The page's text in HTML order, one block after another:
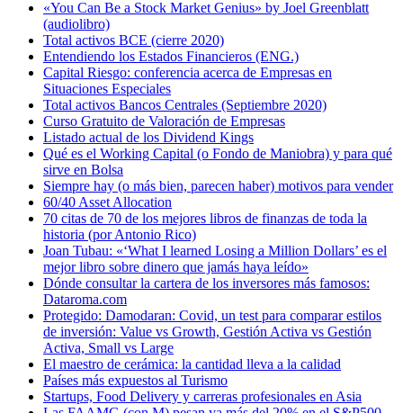
«You Can Be a Stock Market Genius» by Joel Greenblatt
(audiolibro)
Total activos BCE (cierre 2020)
Entendiendo los Estados Financieros (ENG.)
Capital Riesgo: conferencia acerca de Empresas en
Situaciones Especiales
Total activos Bancos Centrales (Septiembre 2020)
Curso Gratuito de Valoración de Empresas
Listado actual de los Dividend Kings
Qué es el Working Capital (o Fondo de Maniobra) y para qué
sirve en Bolsa
Siempre hay (o más bien, parecen haber) motivos para vender
60/40 Asset Allocation
70 citas de 70 de los mejores libros de finanzas de toda la
historia (por Antonio Rico)
Joan Tubau: «‘What I learned Losing a Million Dollars’ es el
mejor libro sobre dinero que jamás haya leído»
Dónde consultar la cartera de los inversores más famosos:
Dataroma.com
Protegido: Damodaran: Covid, un test para comparar estilos
de inversión: Value vs Growth, Gestión Activa vs Gestión
Activa, Small vs Large
El maestro de cerámica: la cantidad lleva a la calidad
Países más expuestos al Turismo
Startups, Food Delivery y carreras profesionales en Asia